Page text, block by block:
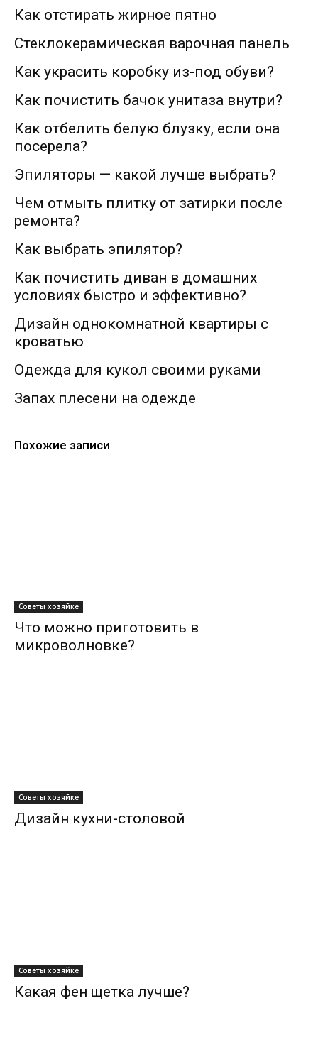
Как отстирать жирное пятно
Стеклокерамическая варочная панель
Как украсить коробку из-под обуви?
Как почистить бачок унитаза внутри?
Как отбелить белую блузку, если она
посерела?
Эпиляторы — какой лучше выбрать?
Чем отмыть плитку от затирки после
ремонта?
Как выбрать эпилятор?
Как почистить диван в домашних
условиях быстро и эффективно?
Дизайн однокомнатной квартиры с
кроватью
Одежда для кукол своими руками
Запах плесени на одежде
Похожие записи
Советы хозяйке
Что можно приготовить в
микроволновке?
Советы хозяйке
Дизайн кухни-столовой
Советы хозяйке
Какая фен щетка лучше?